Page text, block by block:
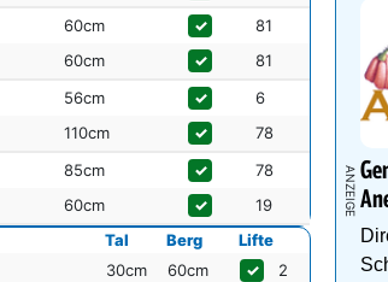
60cm ✓
81
60cm ✓
81
56cm ✓
6
110cm ✓
78
85cm ✓
78
60cm ✓
19
Tal Berg
Lifte
30cm 60cm ✓
2